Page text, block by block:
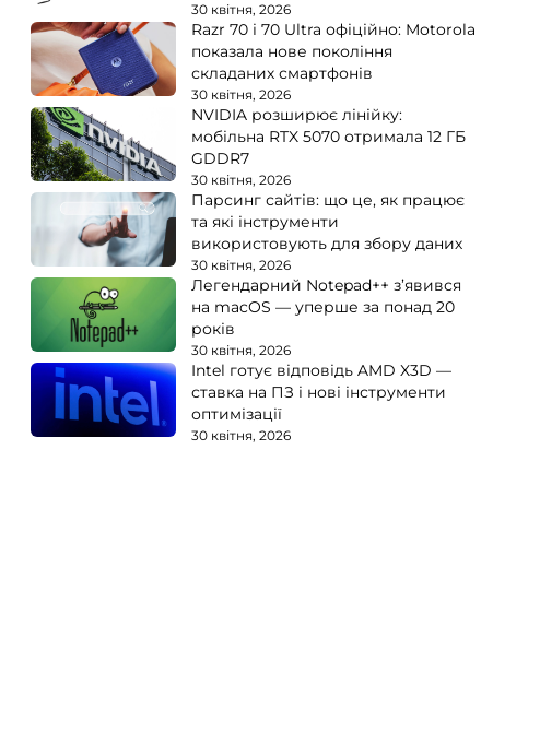
30 квітня, 2026
Razr 70 і 70 Ultra офіційно: Motorola
показала нове покоління
складаних смартфонів
30 квітня, 2026
NVIDIA розширює лінійку:
мобільна RTX 5070 отримала 12 ГБ
GDDR7
30 квітня, 2026
Парсинг сайтів: що це, як працює
та які інструменти
використовують для збору даних
30 квітня, 2026
Легендарний Notepad++ з’явився
на macOS — уперше за понад 20
років
30 квітня, 2026
Intel готує відповідь AMD X3D —
ставка на ПЗ і нові інструменти
оптимізації
30 квітня, 2026